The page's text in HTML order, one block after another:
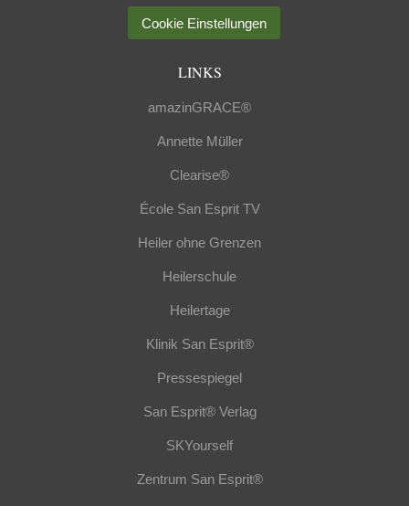
Cookie Einstellungen
LINKS
amazinGRACE®
Annette Müller
Clearise®
École San Esprit TV
Heiler ohne Grenzen
Heilerschule
Heilertage
Klinik San Esprit®
Pressespiegel
San Esprit® Verlag
SKYourself
Zentrum San Esprit®